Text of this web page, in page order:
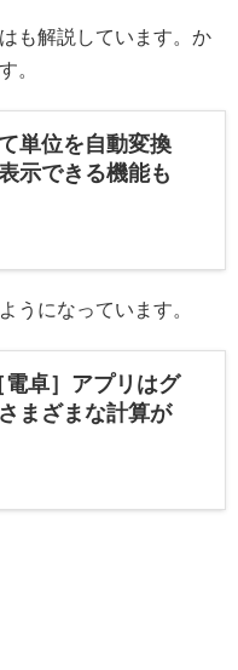
も解説しています。か
。
単位を自動変換
示できる機能も
うになっています。
卓］アプリはグ
まざまな計算が